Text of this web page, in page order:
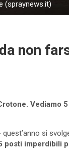
(spraynews.it)
non
Vediamo
si
posti imperdibili